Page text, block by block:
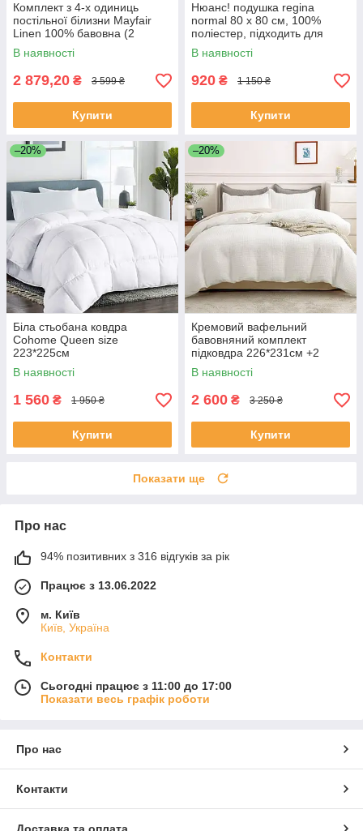
Комплект з 4-х одиниць
постільної білизни Mayfair
Linen 100% бавовна (2
простирадла + 2 наволочки)
В наявності
2 879,20 ₴ 3 599 ₴
Купити
Нюанс! подушка regina
normal 80 x 80 см, 100%
поліестер, підходить для
алергіків
В наявності
920 ₴ 1 150 ₴
Купити
–20%
Біла стьобана ковдра
Cohome Queen size
223*225см
В наявності
1 560 ₴ 1 950 ₴
Купити
–20%
Кремовий вафельний
бавовняний комплект
підковдра 226*231см +2
наволочки 50*65см Madeluo
В наявності
2 600 ₴ 3 250 ₴
Купити
Показати ще
Про нас
94% позитивних з 316 відгуків за рік
Працює з 13.06.2022
м. Київ
Київ, Україна
Контакти
Сьогодні працює з 11:00 до 17:00
Показати весь графік роботи
Про нас
Контакти